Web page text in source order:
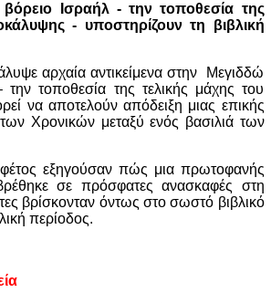
Ισραήλ - την τοποθεσία της
- υποστηρίζουν τη βιβλική
αρχαία αντικείμενα στην Μεγιδδώ
τοποθεσία της τελικής μάχης του
να αποτελούν απόδειξη μιας επικής
Χρονικών μεταξύ ενός βασιλιά των
εξηγούσαν πώς μια πρωτοφανής
σε πρόσφατες ανασκαφές στη
βρίσκονταν όντως στο σωστό βιβλικό
περίοδος.